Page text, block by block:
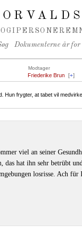
PERSONER
Dokumenterne år for
Modtager
Friederike Brun [+]
Hun frygter, at tabet vil
viel an seiner
das hat ihn sehr betrübt
losrisse. Ach für